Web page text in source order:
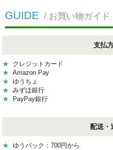
GUIDE / お買い物ガイド
支払
★ クレジットカード
★ Amazon Pay
★ ゆうちょ
★ みずほ銀行
★ PayPay銀行
配送・
★ ゆうパック：700円から